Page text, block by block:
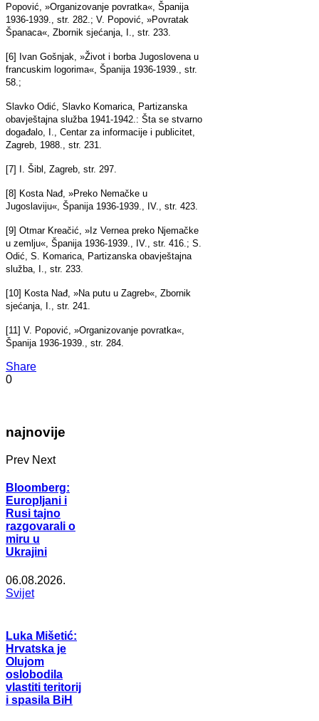
Popović, »Organizovanje povratka«, Španija
1936-1939., str. 282.; V. Popović, »Povratak
Španaca«, Zbornik sjećanja, I., str. 233.
[6] Ivan Gošnjak, »Život i borba Jugoslovena u
francuskim logorima«, Španija 1936-1939., str.
58.;
Slavko Odić, Slavko Komarica, Partizanska
obavještajna služba 1941-1942.: Šta se stvarno
događalo, I., Centar za informacije i publicitet,
Zagreb, 1988., str. 231.
[7] I. Šibl, Zagreb, str. 297.
[8] Kosta Nađ, »Preko Nemačke u
Jugoslaviju«, Španija 1936-1939., IV., str. 423.
[9] Otmar Kreačić, »Iz Vernea preko Njemačke
u zemlju«, Španija 1936-1939., IV., str. 416.; S.
Odić, S. Komarica, Partizanska obavještajna
služba, I., str. 233.
[10] Kosta Nađ, »Na putu u Zagreb«, Zbornik
sjećanja, I., str. 241.
[11] V. Popović, »Organizovanje povratka«,
Španija 1936-1939., str. 284.
Share
0
najnovije
Prev Next
Bloomberg:
Europljani i
Rusi tajno
razgovarali o
miru u
Ukrajini
06.08.2026.
Svijet
Luka Mišetić:
Hrvatska je
Olujom
oslobodila
vlastiti teritorij
i spasila BiH